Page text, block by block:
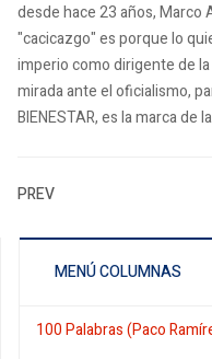
desde hace 23 años, Marco
"cacicazgo" es porque lo
imperio como dirigente de
mirada ante el oficialismo,
BIENESTAR, es la marca de
PREV
MENÚ COLUMNAS
100 Palabras (Paco